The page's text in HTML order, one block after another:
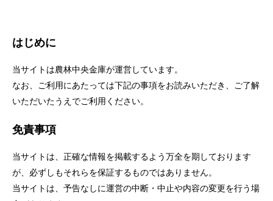
セキュリティ
使い方
はじめに
当サイトは農林中央金庫が運営しています。
なお、ご利用にあたっては下記の事項をお読みいただき、ご了解
いただいたうえでご利用ください。
免責事項
当サイトは、正確な情報を掲載するよう万全を期しております
が、必ずしもそれらを保証するものではありません。
当サイトは、予告なしに運営の中断・中止や内容の変更を行う場